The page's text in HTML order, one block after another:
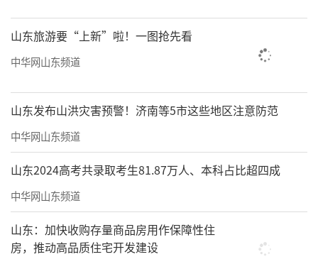
山东旅游要“上新”啦！一图抢先看
中华网山东频道
山东发布山洪灾害预警！济南等5市这些地区注意防范
中华网山东频道
山东2024高考共录取考生81.87万人、本科占比超四成
中华网山东频道
山东：加快收购存量商品房用作保障性住
房，推动高品质住宅开发建设